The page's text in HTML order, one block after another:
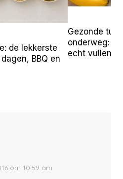
de lekkerste
BBQ en
Gezonde
onderweg:
echt vullen
om 10:59 am